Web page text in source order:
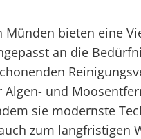
bieten eine
an die
und
sie modernste
zum